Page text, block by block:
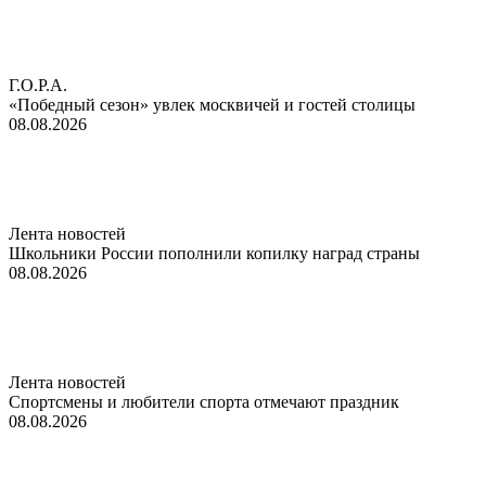
Г.О.Р.А.
«Победный сезон» увлек москвичей и гостей столицы
08.08.2026
Лента новостей
Школьники России пополнили копилку наград страны
08.08.2026
Лента новостей
Спортсмены и любители спорта отмечают праздник
08.08.2026